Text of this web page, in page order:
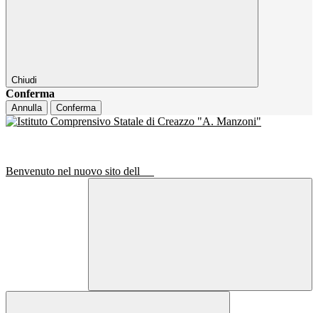
Chiudi
Conferma
Annulla Conferma
Benvenuto nel nuovo sito dell